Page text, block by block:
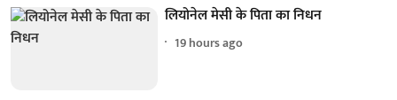
लियोनेल मेसी के पिता का निधन
19 hours ago